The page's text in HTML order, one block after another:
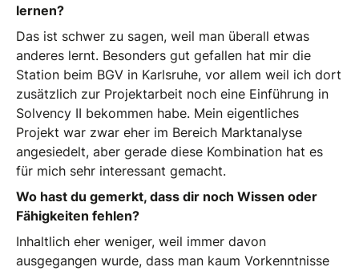
lernen?
Das ist schwer zu sagen, weil man überall etwas
anderes lernt. Besonders gut gefallen hat mir die
Station beim BGV in Karlsruhe, vor allem weil ich dort
zusätzlich zur Projektarbeit noch eine Einführung in
Solvency II bekommen habe. Mein eigentliches
Projekt war zwar eher im Bereich Marktanalyse
angesiedelt, aber gerade diese Kombination hat es
für mich sehr interessant gemacht.
Wo hast du gemerkt, dass dir noch Wissen oder
Fähigkeiten fehlen?
Inhaltlich eher weniger, weil immer davon
ausgegangen wurde, dass man kaum Vorkenntnisse